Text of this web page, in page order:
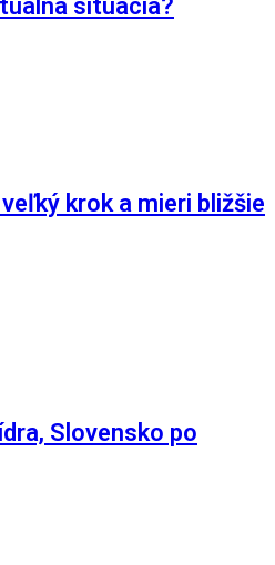
situácia?
krok a mieri bližšie
Slovensko po